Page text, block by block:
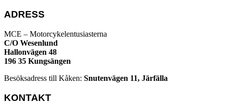
ADRESS
MCE – Motorcykelentusiasterna
C/O Wesenlund
Hallonvägen 48
196 35 Kungsängen
Besöksadress till Kåken: Snutenvägen 11, Järfälla
KONTAKT